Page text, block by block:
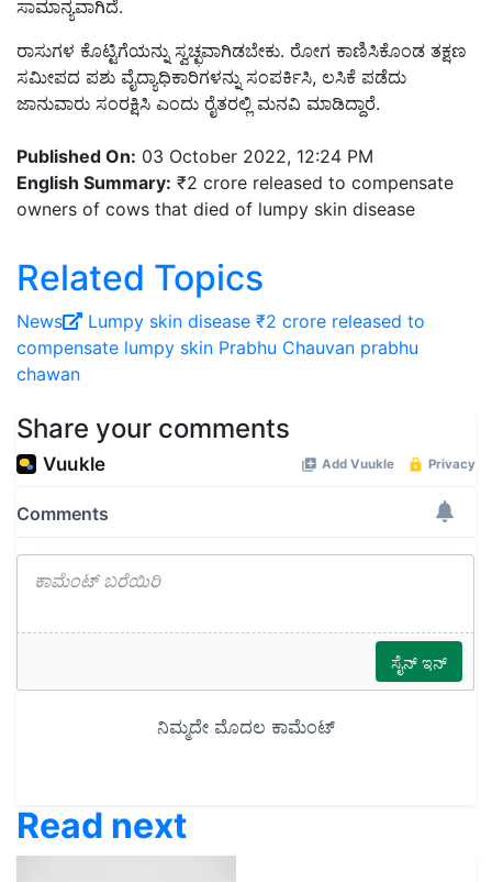
ಸಾಮಾನ್ಯವಾಗಿದೆ.
ರಾಸುಗಳ ಕೊಟ್ಟಿಗೆಯನ್ನು ಸ್ವಚ್ಛವಾಗಿಡಬೇಕು. ರೋಗ ಕಾಣಿಸಿಕೊಂಡ ತಕ್ಷಣ
ಸಮೀಪದ ಪಶು ವೈದ್ಯಾಧಿಕಾರಿಗಳನ್ನು ಸಂಪರ್ಕಿಸಿ, ಲಸಿಕೆ ಪಡೆದು
ಜಾನುವಾರು ಸಂರಕ್ಷಿಸಿ ಎಂದು ರೈತರಲ್ಲಿ ಮನವಿ ಮಾಡಿದ್ದಾರೆ.
Published On: 03 October 2022, 12:24 PM
English Summary: ₹2 crore released to compensate
owners of cows that died of lumpy skin disease
Related Topics
News Lumpy skin disease ₹2 crore released to
compensate lumpy skin Prabhu Chauvan prabhu
chawan
Share your comments
Read next